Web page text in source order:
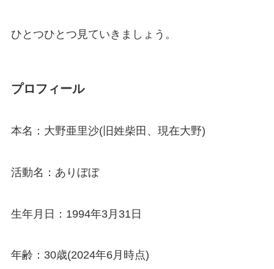
ひとつひとつ見ていきましょう。
プロフィール
本名：大野亜里沙(旧姓柴田、現在大野)
活動名：ありぼぼ
生年月日：1994年3月31日
年齢：30歳(2024年6月時点)